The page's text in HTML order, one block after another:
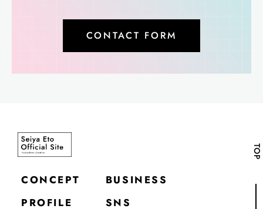
CONTACT FORM
CONCEPT
PROFILE
BUSINESS
SNS
TOP